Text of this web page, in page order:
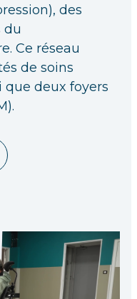
des
du
Ce réseau
de soins
que deux foyers